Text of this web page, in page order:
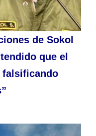
de Sokol
que el
falsificando